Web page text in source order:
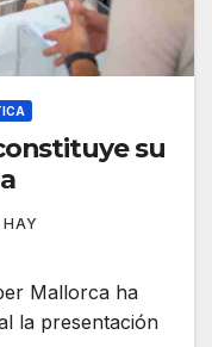
su
Mallorca ha
la presentación